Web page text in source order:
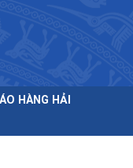
HÀNG HẢI